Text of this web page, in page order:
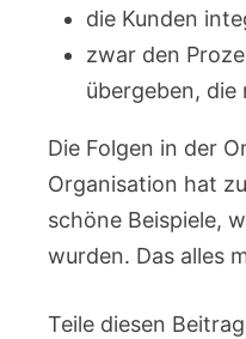
die Kunden
zwar den
übergeben, die
Die Folgen in der
Organisation hat
schöne Beispiele,
wurden. Das alles
Teile diesen